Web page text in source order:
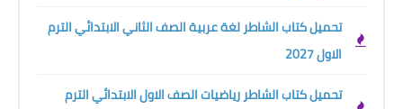
تحميل كتاب الشاطر لغة عربية الصف الثاني الابتدائي الترم
الاول 2027
تحميل كتاب الشاطر رياضيات الصف الاول الابتدائي الترم